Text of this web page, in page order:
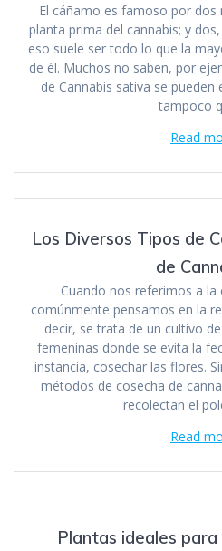
El cáñamo es famoso por dos
planta prima del cannabis; y
eso suele ser todo lo que la
de él. Muchos no saben, por
de Cannabis sativa se
tampoco
Read
Los Diversos Tipos de
de
Cuando nos referimos a la
comúnmente pensamos en la
decir, se trata de un cultivo
femeninas donde se evita la
instancia, cosechar las flores.
métodos de cosecha de
recolectan el
Read
Plantas ideales